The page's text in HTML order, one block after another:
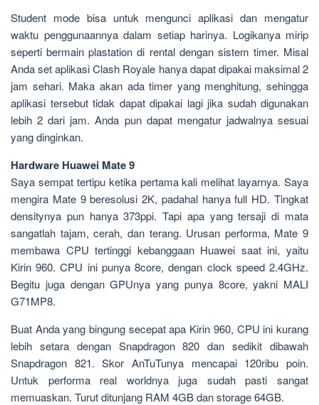
Student mode bisa untuk mengunci aplikasi dan mengatur
waktu penggunaannya dalam setiap harinya. Logikanya mirip
seperti bermain plastation di rental dengan sistem timer. Misal
Anda set aplikasi Clash Royale hanya dapat dipakai maksimal 2
jam sehari. Maka akan ada timer yang menghitung, sehingga
aplikasi tersebut tidak dapat dipakai lagi jika sudah digunakan
lebih 2 dari jam. Anda pun dapat mengatur jadwalnya sesuai
yang dinginkan.
Hardware Huawei Mate 9
Saya sempat tertipu ketika pertama kali melihat layarnya. Saya
mengira Mate 9 beresolusi 2K, padahal hanya full HD. Tingkat
densitynya pun hanya 373ppi. Tapi apa yang tersaji di mata
sangatlah tajam, cerah, dan terang. Urusan performa, Mate 9
membawa CPU tertinggi kebanggaan Huawei saat ini, yaitu
Kirin 960. CPU ini punya 8core, dengan clock speed 2.4GHz.
Begitu juga dengan GPUnya yang punya 8core, yakni MALI
G71MP8.
Buat Anda yang bingung secepat apa Kirin 960, CPU ini kurang
lebih setara dengan Snapdragon 820 dan sedikit dibawah
Snapdragon 821. Skor AnTuTunya mencapai 120ribu poin.
Untuk performa real worldnya juga sudah pasti sangat
memuaskan. Turut ditunjang RAM 4GB dan storage 64GB.